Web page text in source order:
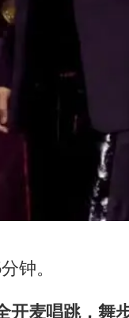
钟。
麦唱跳，舞